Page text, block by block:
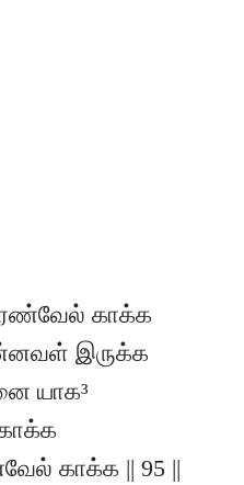
காக்க
இருக்க
யாக³
காக்க || 95 ||